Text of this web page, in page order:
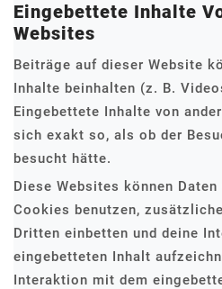
Eingebettete Inhalte
Websites
Beiträge auf dieser Website
Inhalte beinhalten (z. B.
Eingebettete Inhalte von
sich exakt so, als ob der
besucht hätte.
Diese Websites können
Cookies benutzen,
Dritten einbetten und deine
eingebetteten Inhalt
Interaktion mit dem